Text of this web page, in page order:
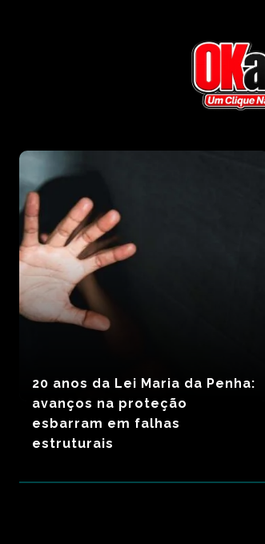
20 anos da Lei Maria da Penha:
avanços na proteção
esbarram em falhas
estruturais